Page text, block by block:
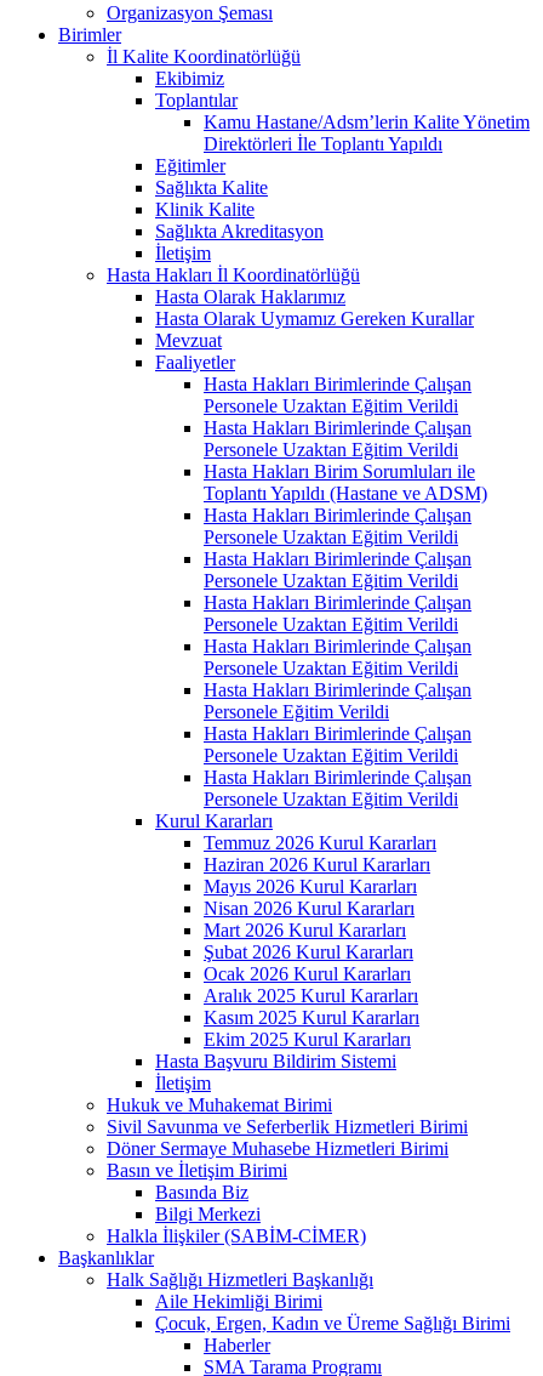
Organizasyon Şeması
Birimler
İl Kalite Koordinatörlüğü
Ekibimiz
Toplantılar
Kamu Hastane/Adsm’lerin Kalite Yönetim
Direktörleri İle Toplantı Yapıldı
Eğitimler
Sağlıkta Kalite
Klinik Kalite
Sağlıkta Akreditasyon
İletişim
Hasta Hakları İl Koordinatörlüğü
Hasta Olarak Haklarımız
Hasta Olarak Uymamız Gereken Kurallar
Mevzuat
Faaliyetler
Hasta Hakları Birimlerinde Çalışan
Personele Uzaktan Eğitim Verildi
Hasta Hakları Birimlerinde Çalışan
Personele Uzaktan Eğitim Verildi
Hasta Hakları Birim Sorumluları ile
Toplantı Yapıldı (Hastane ve ADSM)
Hasta Hakları Birimlerinde Çalışan
Personele Uzaktan Eğitim Verildi
Hasta Hakları Birimlerinde Çalışan
Personele Uzaktan Eğitim Verildi
Hasta Hakları Birimlerinde Çalışan
Personele Uzaktan Eğitim Verildi
Hasta Hakları Birimlerinde Çalışan
Personele Uzaktan Eğitim Verildi
Hasta Hakları Birimlerinde Çalışan
Personele Eğitim Verildi
Hasta Hakları Birimlerinde Çalışan
Personele Uzaktan Eğitim Verildi
Hasta Hakları Birimlerinde Çalışan
Personele Uzaktan Eğitim Verildi
Kurul Kararları
Temmuz 2026 Kurul Kararları
Haziran 2026 Kurul Kararları
Mayıs 2026 Kurul Kararları
Nisan 2026 Kurul Kararları
Mart 2026 Kurul Kararları
Şubat 2026 Kurul Kararları
Ocak 2026 Kurul Kararları
Aralık 2025 Kurul Kararları
Kasım 2025 Kurul Kararları
Ekim 2025 Kurul Kararları
Hasta Başvuru Bildirim Sistemi
İletişim
Hukuk ve Muhakemat Birimi
Sivil Savunma ve Seferberlik Hizmetleri Birimi
Döner Sermaye Muhasebe Hizmetleri Birimi
Basın ve İletişim Birimi
Basında Biz
Bilgi Merkezi
Halkla İlişkiler (SABİM-CİMER)
Başkanlıklar
Halk Sağlığı Hizmetleri Başkanlığı
Aile Hekimliği Birimi
Çocuk, Ergen, Kadın ve Üreme Sağlığı Birimi
Haberler
SMA Tarama Programı